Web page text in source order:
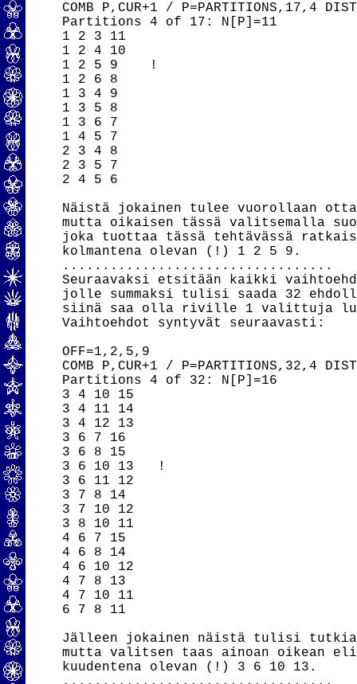
COMB P,CUR+1 / P=PARTITIONS,17,4
Partitions 4 of 17: N[P]=11
1 2 3 11
1 2 4 10
1 2 5 9    !
1 2 6 8
1 3 4 9
1 3 5 8
1 3 6 7
1 4 5 7
2 3 4 8
2 3 5 7
2 4 5 6
Näistä jokainen tulee vuorollaan
mutta oikaisen tässä valitsemalla
joka tuottaa tässä tehtävässä
kolmantena olevan (!) 1 2 5 9.
..................................
Seuraavaksi etsitään kaikki
jolle summaksi tulisi saada 32
siinä saa olla riville 1 valittuja
Vaihtoehdot syntyvät seuraavasti:
OFF=1,2,5,9
COMB P,CUR+1 / P=PARTITIONS,32,4
Partitions 4 of 32: N[P]=16
3 4 10 15
3 4 11 14
3 4 12 13
3 6 7 16
3 6 8 15
3 6 10 13   !
3 6 11 12
3 7 8 14
3 7 10 12
3 8 10 11
4 6 7 15
4 6 8 14
4 6 10 12
4 7 8 13
4 7 10 11
6 7 8 11
Jälleen jokainen näistä tulisi
mutta valitsen taas ainoan oikean eli
kuudentena olevan (!) 3 6 10 13.